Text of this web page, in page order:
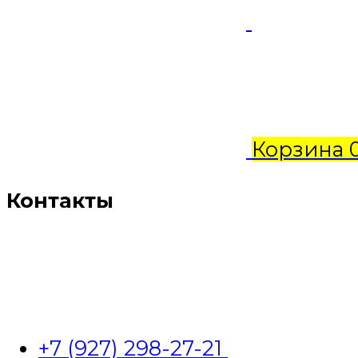
Корзина
Контакты
+7 (927) 298-27-21